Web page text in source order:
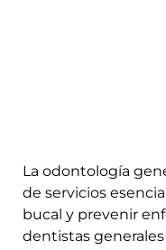
El sitio web quiere
mejorar la
publicitarios, lo que
terceros países con
POLÍTICA DE
POLÍTICA DE